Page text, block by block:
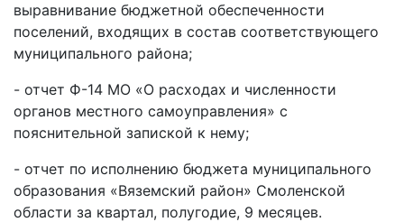
выравнивание бюджетной обеспеченности
поселений, входящих в состав соответствующего
муниципального района;
- отчет Ф-14 МО «О расходах и численности
органов местного самоуправления» с
пояснительной запиской к нему;
- отчет по исполнению бюджета муниципального
образования «Вяземский район» Смоленской
области за квартал, полугодие, 9 месяцев.